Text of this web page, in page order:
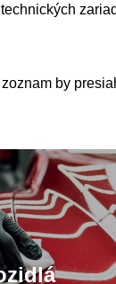
by